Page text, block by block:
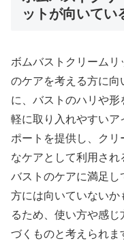
ットが向いてい
ボムバストクリームリ
のケアを考える方に
に、バストのハリや
軽に取り入れやすい
ポートを提供し、ク
なケアとして利用さ
バストのケアに満足し
方には向いていない
るため、使い方や感
づくものと考えられ